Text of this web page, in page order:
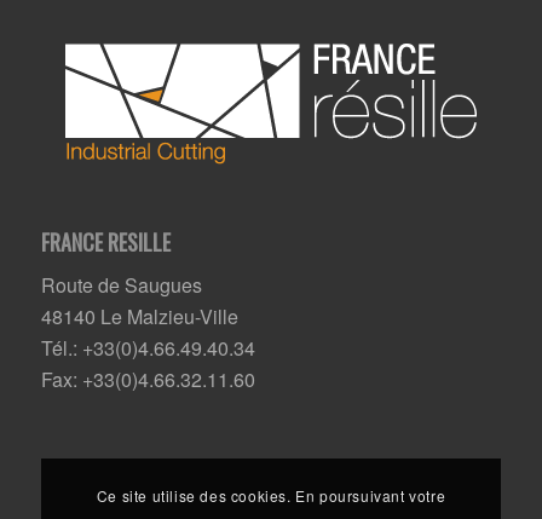
FRANCE RESILLE
Route de Saugues
48140 Le Malzieu-Ville
Tél.: +33(0)4.66.49.40.34
Fax: +33(0)4.66.32.11.60
Ce site utilise des cookies. En poursuivant votre